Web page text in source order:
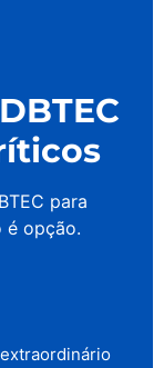
para
é opção.